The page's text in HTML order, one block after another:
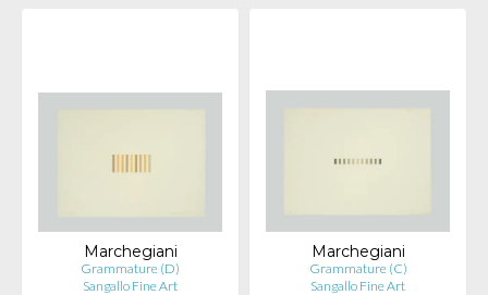
Marchegiani
Grammature (D)
Sangallo Fine Art
Marchegiani
Grammature (C)
Sangallo Fine Art